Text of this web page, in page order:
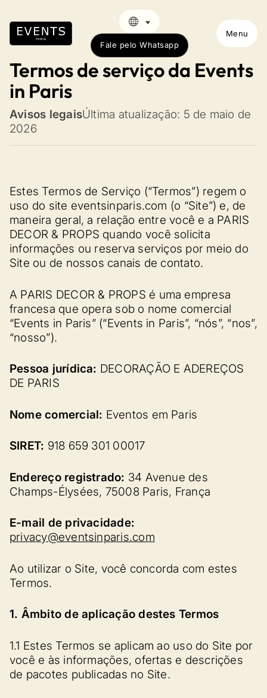
Fale pelo Whatsapp
Menu
Termos de serviço da Events
in Paris
Avisos legaisÚltima atualização: 5 de maio de
2026
Estes Termos de Serviço (“Termos”) regem o
uso do site eventsinparis.com (o “Site”) e, de
maneira geral, a relação entre você e a PARIS
DECOR & PROPS quando você solicita
informações ou reserva serviços por meio do
Site ou de nossos canais de contato.
A PARIS DECOR & PROPS é uma empresa
francesa que opera sob o nome comercial
“Events in Paris” (“Events in Paris”, “nós”, “nos”,
“nosso”).
Pessoa jurídica: DECORAÇÃO E ADEREÇOS
DE PARIS
Nome comercial: Eventos em Paris
SIRET: 918 659 301 00017
Endereço registrado: 34 Avenue des
Champs-Élysées, 75008 Paris, França
E-mail de privacidade:
privacy@eventsinparis.com
Ao utilizar o Site, você concorda com estes
Termos.
1. Âmbito de aplicação destes Termos
1.1 Estes Termos se aplicam ao uso do Site por
você e às informações, ofertas e descrições
de pacotes publicadas no Site.